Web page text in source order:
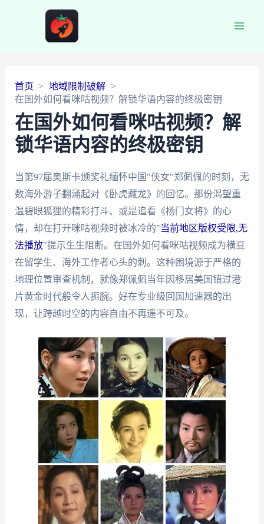
首页
地域限制破解
在国外如何看咪咕视频？解锁华语内容的终极密钥
在国外如何看咪咕视频？解
锁华语内容的终极密钥
当第97届奥斯卡颁奖礼缅怀中国"侠女"郑佩佩的时刻，无
数海外游子翻涌起对《卧虎藏龙》的回忆。那份渴望重
温碧眼狐狸的精彩打斗、或是追看《杨门女将》的心
情，却在打开咪咕视频时被冰冷的"当前地区版权受限,无
法播放"提示生生阻断。在国外如何看咪咕视频成为横亘
在留学生、海外工作者心头的刺。这种困境源于严格的
地理位置审查机制，就像郑佩佩当年因移居美国错过港
片黄金时代般令人扼腕。好在专业级回国加速器的出
现，让跨越时空的内容自由不再遥不可及。